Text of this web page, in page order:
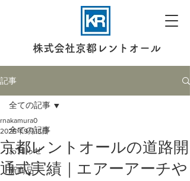
株式会社京都レントオール
記事
全ての記事
お知らせ
新商品
全ての記事
京都レントオールの道路開
通式実績｜エアーアーチや
rnakamura0
2025年9月13日